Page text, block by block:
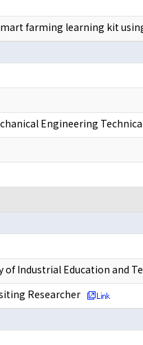
farming learning kit
Engineering
Industrial Education and
Researcher